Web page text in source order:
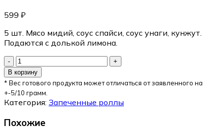
599 ₽
5 шт. Мясо мидий, соус спайси, соус унаги, кунжут.
Подаются с долькой лимона.
В корзину
* Вес готового продукта может отличаться от заявленного на
+-5/10 грамм.
Категория: Запеченные роллы
Похожие